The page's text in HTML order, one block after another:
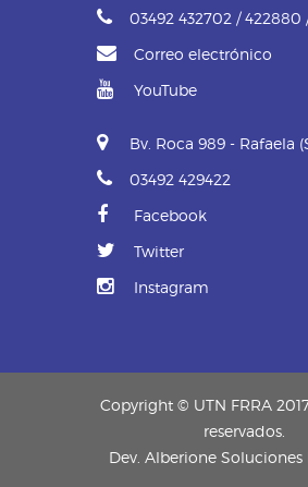
03492 432702 / 422880
Correo electrónico
YouTube
Bv. Roca 989 - Rafaela
03492 429422
Facebook
Twitter
Instagram
Copyright © UTN FRRA
reservados.
Dev. Alberione Soluciones